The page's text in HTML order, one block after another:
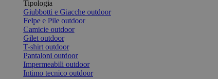
Tipologia
Giubbotti e Giacche outdoor
Felpe e Pile outdoor
Camicie outdoor
Gilet outdoor
T-shirt outdoor
Pantaloni outdoor
Impermeabili outdoor
Intimo tecnico outdoor